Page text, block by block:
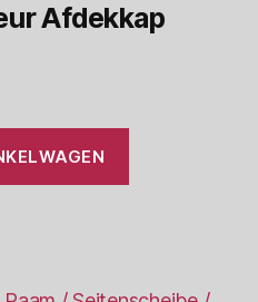
Afdekkap